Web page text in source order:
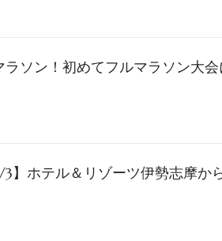
ラソン！初めてフルマラソン大
3】ホテル＆リゾーツ伊勢志摩か